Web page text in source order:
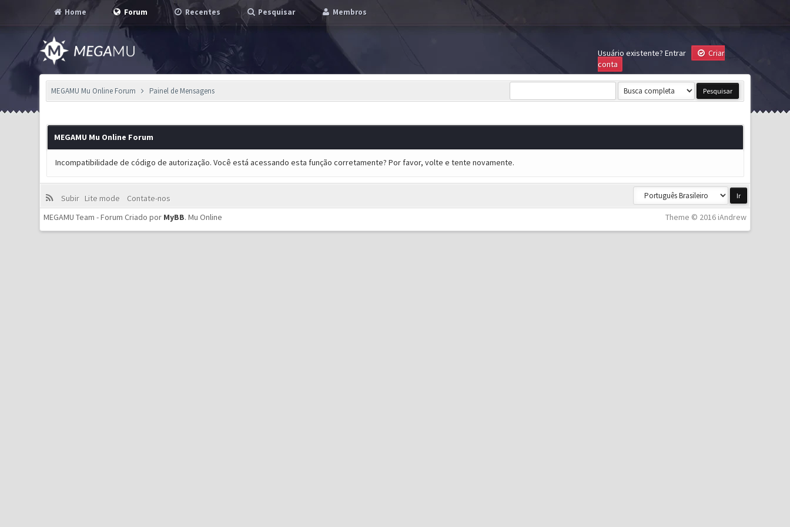
Home Forum Recentes Pesquisar Membros
Usuário existente? Entrar
Criar
conta
MEGAMU Mu Online Forum Painel de Mensagens
MEGAMU Mu Online Forum
Incompatibilidade de código de autorização. Você está acessando esta função corretamente? Por favor, volte e tente novamente.
Subir Lite mode
Contate-nos
Theme © 2016 iAndrew
MEGAMU Team - Forum Criado por MyBB.Mu Online